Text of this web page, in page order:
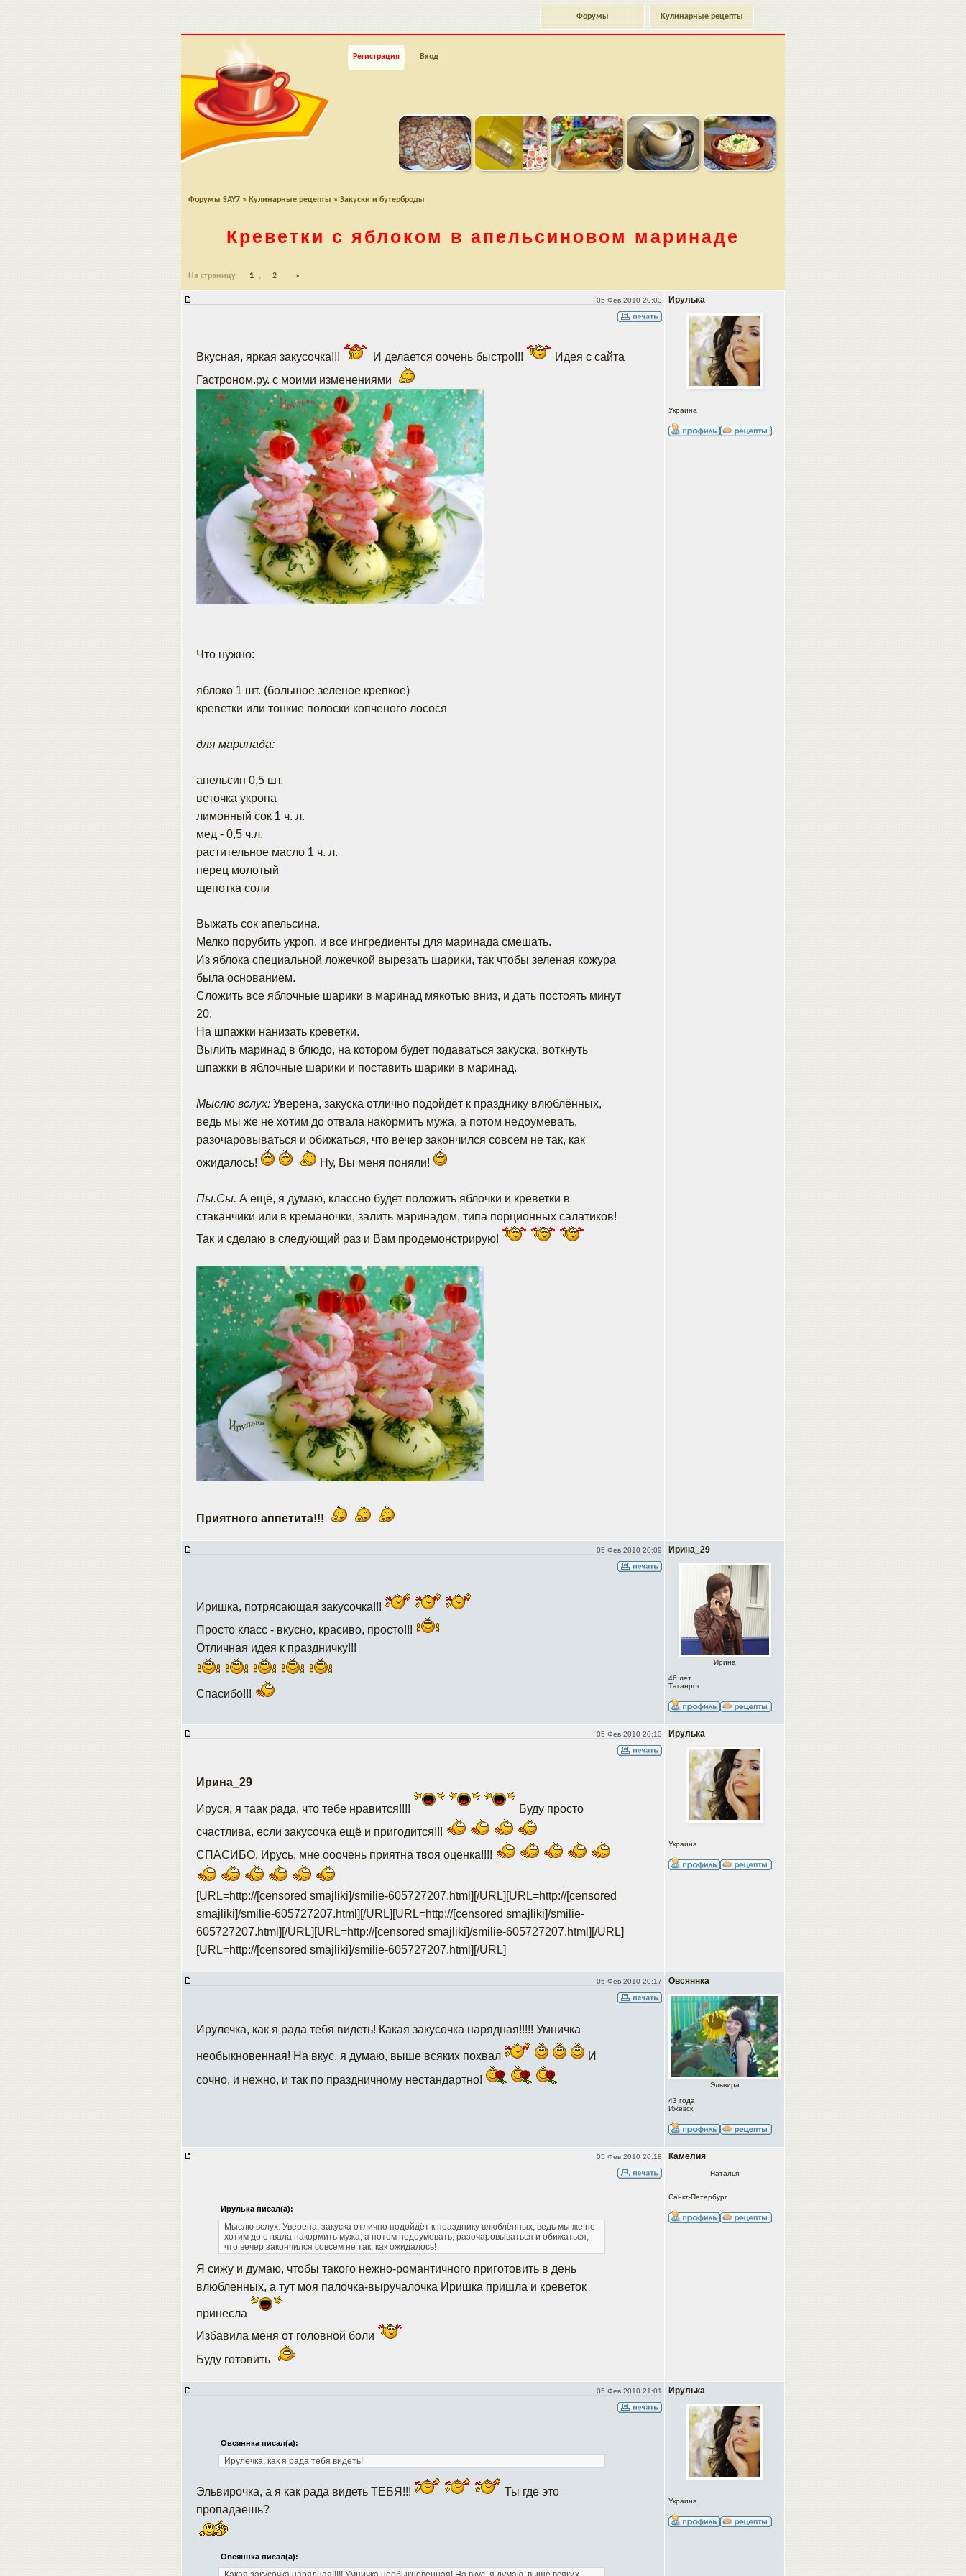
Кулинарные рецепты
Форумы
Регистрация Вход
Форумы SAY7 » Кулинарные рецепты » Закуски и бутерброды
Креветки с яблоком в апельсиновом маринаде
На страницу 1 , 2 »
05 Фев 2010 20:03 Ирулька
Украина
Вкусная, яркая закусочка!!! И делается оочень быстро!!!
Идея с сайта
Гастроном.ру. с моими изменениями
Что нужно:
яблоко 1 шт. (большое зеленое крепкое)
креветки или тонкие полоски копченого лосося
для маринада:
апельсин 0,5 шт.
веточка укропа
лимонный сок 1 ч. л.
мед - 0,5 ч.л.
растительное масло 1 ч. л.
перец молотый
щепотка соли
Выжать сок апельсина.
Мелко порубить укроп, и все ингредиенты для маринада смешать.
Из яблока специальной ложечкой вырезать шарики, так чтобы зеленая кожура
была основанием.
Сложить все яблочные шарики в маринад мякотью вниз, и дать постоять минут
20.
На шпажки нанизать креветки.
Вылить маринад в блюдо, на котором будет подаваться закуска, воткнуть
шпажки в яблочные шарики и поставить шарики в маринад.
Мыслю вслух: Уверена, закуска отлично подойдёт к празднику влюблённых,
ведь мы же не хотим до отвала накормить мужа, а потом недоумевать,
разочаровываться и обижаться, что вечер закончился совсем не так, как
ожидалось!
Ну, Вы меня поняли!
Пы.Сы. А ещё, я думаю, классно будет положить яблочки и креветки в
стаканчики или в креманочки, залить маринадом, типа порционных салатиков!
Так и сделаю в следующий раз и Вам продемонстрирую!
Приятного аппетита!!!
05 Фев 2010 20:09 Ирина_29
Ирина
46 лет
Таганрог
Иришка, потрясающая закусочка!!!
Просто класс - вкусно, красиво, просто!!!
Отличная идея к праздничку!!!
Спасибо!!!
05 Фев 2010 20:13 Ирулька
Украина
Ирина_29
Ируся, я таак рада, что тебе нравится!!!!
Буду просто
счастлива, если закусочка ещё и пригодится!!!
СПАСИБО, Ирусь, мне ооочень приятна твоя оценка!!!!
[URL=http://[censored smajliki]/smilie-605727207.html] [/URL][URL=http://[censored
smajliki]/smilie-605727207.html] [/URL][URL=http://[censored smajliki]/smilie-
605727207.html] [/URL][URL=http://[censored smajliki]/smilie-605727207.html] [/URL]
[URL=http://[censored smajliki]/smilie-605727207.html] [/URL]
05 Фев 2010 20:17 Овсяннка
Эльвира
43 года
Ижевск
Ирулечка, как я рада тебя видеть! Какая закусочка нарядная!!!!! Умничка
необыкновенная! На вкус, я думаю, выше всяких похвал
И
сочно, и нежно, и так по праздничному нестандартно!
05 Фев 2010 20:18 Камелия
Наталья
Санкт-Петербург
Ирулька писал(а):
Мыслю вслух: Уверена, закуска отлично подойдёт к празднику влюблённых, ведь мы же не
хотим до отвала накормить мужа, а потом недоумевать, разочаровываться и обижаться,
что вечер закончился совсем не так, как ожидалось!
Я сижу и думаю, чтобы такого нежно-романтичного приготовить в день
влюбленных, а тут моя палочка-выручалочка Иришка пришла и креветок
принесла
Избавила меня от головной боли
Буду готовить
05 Фев 2010 21:01 Ирулька
Украина
Овсяннка писал(а):
Ирулечка, как я рада тебя видеть!
Эльвирочка, а я как рада видеть ТЕБЯ!!!
Ты где это
пропадаешь?
Овсяннка писал(а):